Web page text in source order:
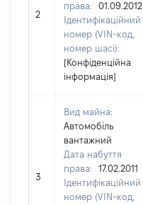
2
права:
01.09.2012
Ідентифікаційний
номер (VIN-код,
номер шасі):
[Конфіденційна
інформація]
3
Вид майна:
Автомобіль
вантажний
Дата набуття
права:
17.02.2011
Ідентифікаційний
номер (VIN-код,